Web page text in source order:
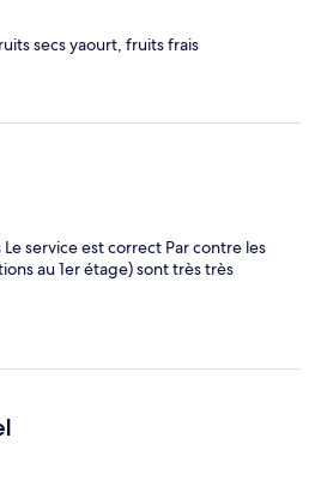
secs yaourt, fruits frais
service est correct Par contre les
au 1er étage) sont très très